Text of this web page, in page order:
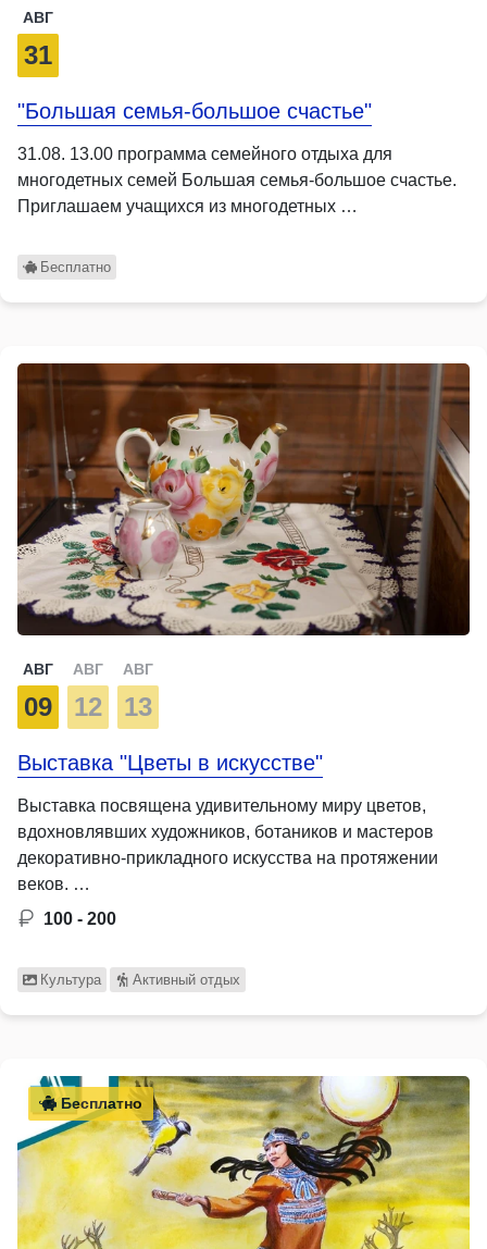
АВГ
31
"Большая семья-большое счастье"
31.08. 13.00 программа семейного отдыха для
многодетных семей Большая семья-большое счастье.
Приглашаем учащихся из многодетных …
Бесплатно
АВГ
09
АВГ
12
АВГ
13
Выставка "Цветы в искусстве"
Выставка посвящена удивительному миру цветов,
вдохновлявших художников, ботаников и мастеров
декоративно-прикладного искусства на протяжении
веков. …
100 - 200
Культура Активный отдых
Бесплатно